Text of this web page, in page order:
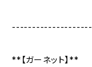
**【ガーネット】**